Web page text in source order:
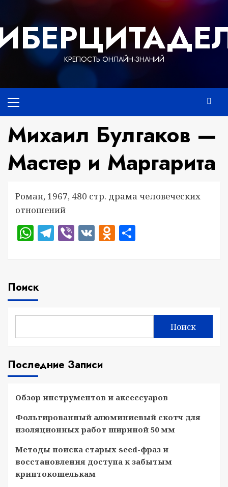
содержимому
КРЕПОСТЬ ОНЛАЙН-ЗНАНИЙ
меню
Михаил Булгаков —
Мастер и Маргарита
Роман, 1967, 480 стр. драма человеческих
отношений
WhatsApp
Telegram
Viber
VKOdnoklassniki
Поиск
Поиск
Последние Записи
Обзор инструментов и аксессуаров
Фольгированный алюминиевый скотч для
изоляционных работ шириной 50 мм
Методы поиска старых seed-фраз и
восстановления доступа к забытым
криптокошелькам